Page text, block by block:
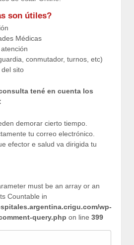
son útiles?
Médicas
conmutador, turnos, etc)
sito
tené en cuenta los
demorar cierto tiempo.
tu correo electrónico.
efector e salud va dirigida tu
must be an array or an
Countable in
wp-
query.php on line 399